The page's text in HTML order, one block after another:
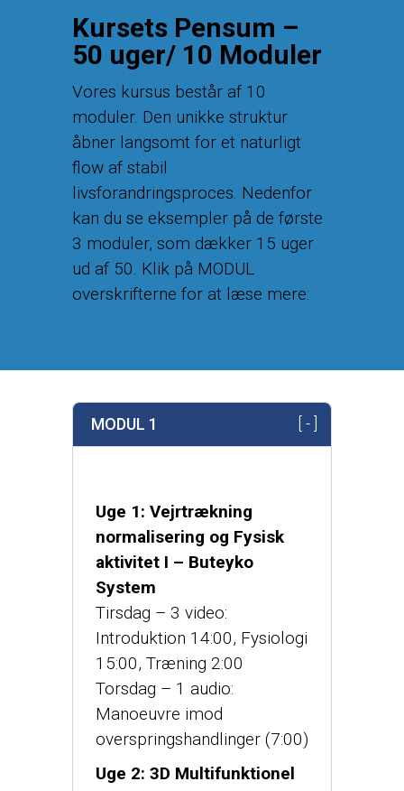
Kursets Pensum –
50 uger/ 10 Moduler
Vores kursus består af 10
moduler. Den unikke struktur
åbner langsomt for et naturligt
flow af stabil
livsforandringsproces. Nedenfor
kan du se eksempler på de første
3 moduler, som dækker 15 uger
ud af 50. Klik på MODUL
overskrifterne for at læse mere:
MODUL 1
Uge 1: Vejrtrækning
normalisering og Fysisk
aktivitet I – Buteyko
System
Tirsdag – 3 video:
Introduktion 14:00, Fysiologi
15:00, Træning 2:00
Torsdag – 1 audio:
Manoeuvre imod
overspringshandlinger (7:00)
Uge 2: 3D Multifunktionel